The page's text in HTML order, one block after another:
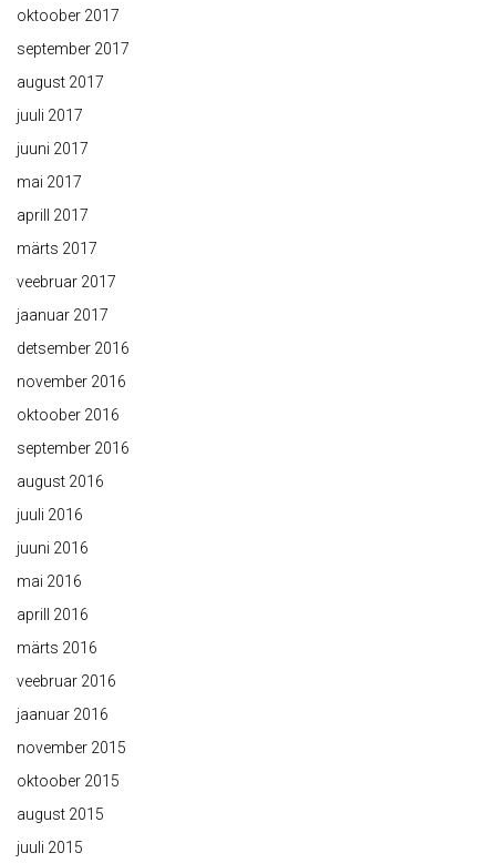
oktoober 2017
september 2017
august 2017
juuli 2017
juuni 2017
mai 2017
aprill 2017
märts 2017
veebruar 2017
jaanuar 2017
detsember 2016
november 2016
oktoober 2016
september 2016
august 2016
juuli 2016
juuni 2016
mai 2016
aprill 2016
märts 2016
veebruar 2016
jaanuar 2016
november 2015
oktoober 2015
august 2015
juuli 2015